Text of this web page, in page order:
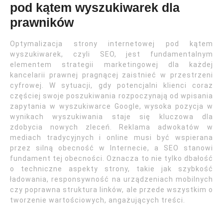
pod kątem wyszukiwarek dla
prawników
Optymalizacja strony internetowej pod kątem
wyszukiwarek, czyli SEO, jest fundamentalnym
elementem strategii marketingowej dla każdej
kancelarii prawnej pragnącej zaistnieć w przestrzeni
cyfrowej. W sytuacji, gdy potencjalni klienci coraz
częściej swoje poszukiwania rozpoczynają od wpisania
zapytania w wyszukiwarce Google, wysoka pozycja w
wynikach wyszukiwania staje się kluczowa dla
zdobycia nowych zleceń. Reklama adwokatów w
mediach tradycyjnych i online musi być wspierana
przez silną obecność w Internecie, a SEO stanowi
fundament tej obecności. Oznacza to nie tylko dbałość
o techniczne aspekty strony, takie jak szybkość
ładowania, responsywność na urządzeniach mobilnych
czy poprawna struktura linków, ale przede wszystkim o
tworzenie wartościowych, angażujących treści.